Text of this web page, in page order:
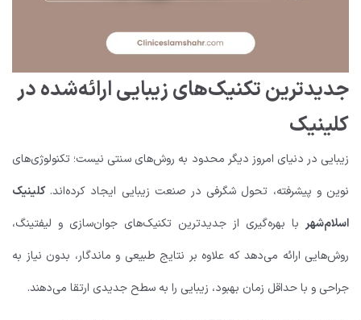
جدیدترین تکنیک‌های زیبایی ارائه‌شده در
کلینیک
زیبایی در دنیای امروز دیگر محدود به روش‌های سنتی نیست؛ تکنولوژی‌های
نوین و پیشرفته، تحول شگرفی در صنعت زیبایی ایجاد کرده‌اند.کلینیک
اسلام‌شهربا بهره‌گیری از جدیدترین تکنیک‌های جوان‌سازی و لیفتینگ،
روش‌هایی ارائه می‌دهد که علاوه بر نتایج طبیعی و ماندگار، بدون نیاز به
جراحی و با حداقل زمان بهبود، زیبایی را به سطح جدیدی ارتقا می‌دهند.